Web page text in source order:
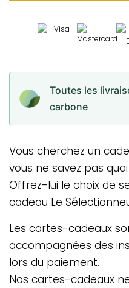
Toutes les
carbone
Vous cherchez un
vous ne savez pas
Offrez-lui le choix de
cadeau Le
Les cartes-cadeaux
accompagnées des
lors du paiement.
Nos cartes-cadeaux